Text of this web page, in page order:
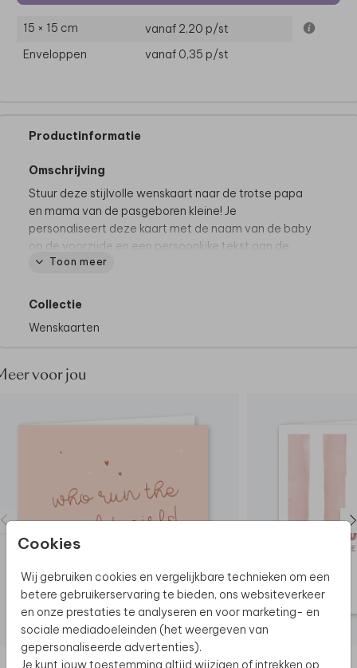
Cookies
Wij gebruiken cookies en vergelijkbare technieken om een
betere gebruikerservaring te bieden, ons websiteverkeer
en onze prestaties te analyseren en voor marketing- en
sociale mediadoeleinden (het weergeven van
gepersonaliseerde advertenties).
Je kunt jouw toestemming altijd wijzigen of intrekken op
15 × 15 cm vanaf 2,20 p/st
Enveloppen
vanaf 0,35 p/st
Productinformatie
Omschrijving
Stuur deze stijlvolle wenskaart naar de trotse papa
en mama van de pasgeboren kleine! Je
personaliseert deze kaart met de naam van de baby
op de voorzijde en een persoonlijke tekst aan de
binnenzijde.
Toon meer
Collectie
Wenskaarten
voor jou